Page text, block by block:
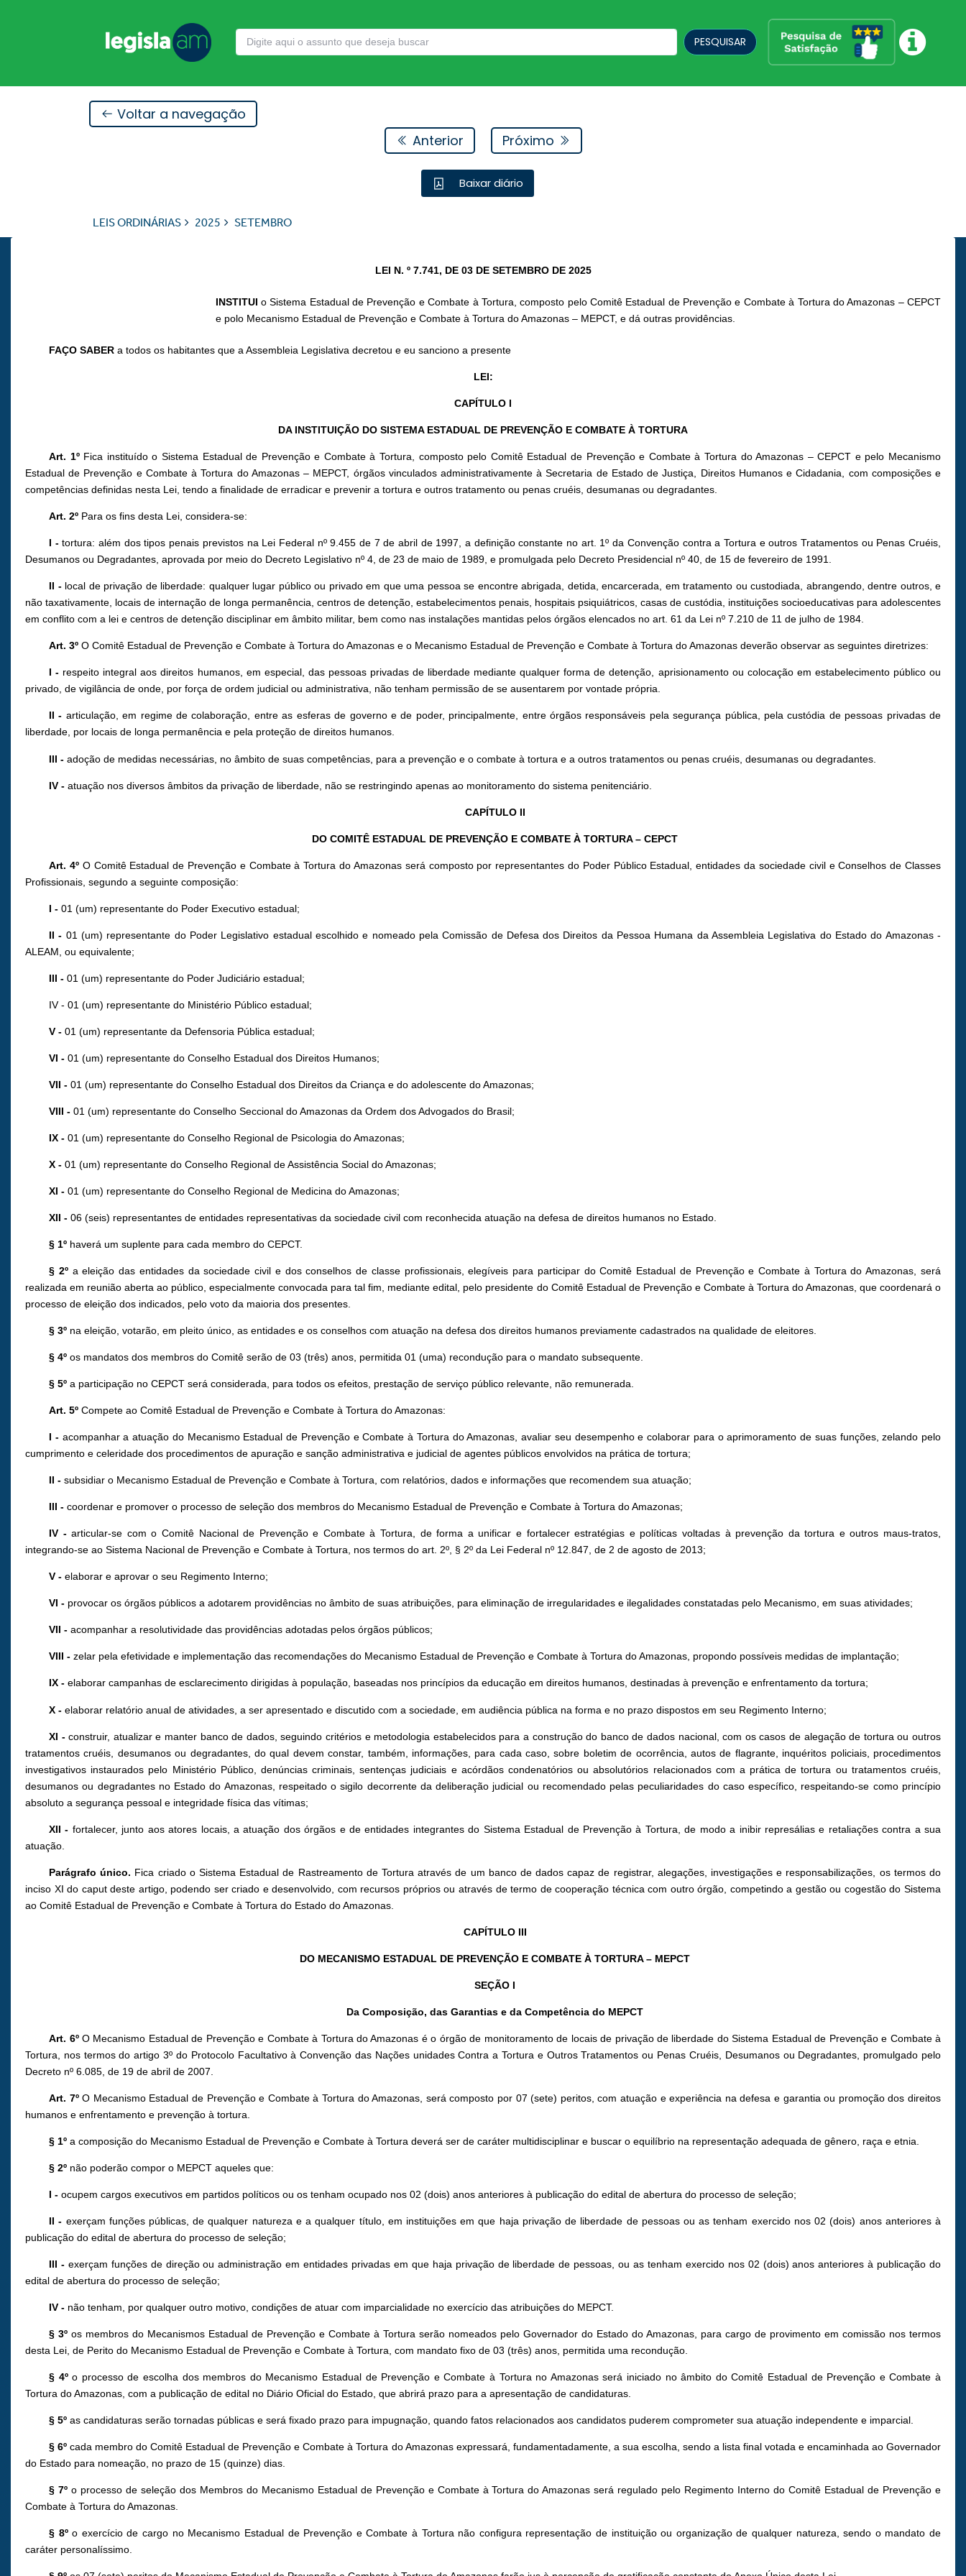
PESQUISAR
Voltar a navegação
Anterior
Próximo
Baixar diário
LEIS ORDINÁRIAS 2025 SETEMBRO
LEI N. º 7.741, DE 03 DE SETEMBRO DE 2025
INSTITUI o Sistema Estadual de Prevenção e Combate à Tortura, composto pelo Comitê Estadual de Prevenção e Combate à Tortura do Amazonas – CEPCT
e polo Mecanismo Estadual de Prevenção e Combate à Tortura do Amazonas – MEPCT, e dá outras providências.
FAÇO SABER a todos os habitantes que a Assembleia Legislativa decretou e eu sanciono a presente
LEI:
CAPÍTULO I
DA INSTITUIÇÃO DO SISTEMA ESTADUAL DE PREVENÇÃO E COMBATE À TORTURA
Art. 1ºFica instituído o Sistema Estadual de Prevenção e Combate à Tortura, composto pelo Comitê Estadual de Prevenção e Combate à Tortura do Amazonas – CEPCT e pelo Mecanismo
Estadual de Prevenção e Combate à Tortura do Amazonas – MEPCT, órgãos vinculados administrativamente à Secretaria de Estado de Justiça, Direitos Humanos e Cidadania, com composições e
competências definidas nesta Lei, tendo a finalidade de erradicar e prevenir a tortura e outros tratamento ou penas cruéis, desumanas ou degradantes.
Art. 2º Para os fins desta Lei, considera-se:
I -tortura: além dos tipos penais previstos na Lei Federal nº 9.455 de 7 de abril de 1997, a definição constante no art. 1º da Convenção contra a Tortura e outros Tratamentos ou Penas Cruéis,
Desumanos ou Degradantes, aprovada por meio do Decreto Legislativo nº 4, de 23 de maio de 1989, e promulgada pelo Decreto Presidencial nº 40, de 15 de fevereiro de 1991.
II -local de privação de liberdade: qualquer lugar público ou privado em que uma pessoa se encontre abrigada, detida, encarcerada, em tratamento ou custodiada, abrangendo, dentre outros, e
não taxativamente, locais de internação de longa permanência, centros de detenção, estabelecimentos penais, hospitais psiquiátricos, casas de custódia, instituições socioeducativas para adolescentes
em conflito com a lei e centros de detenção disciplinar em âmbito militar, bem como nas instalações mantidas pelos órgãos elencados no art. 61 da Lei nº 7.210 de 11 de julho de 1984.
Art. 3º O Comitê Estadual de Prevenção e Combate à Tortura do Amazonas e o Mecanismo Estadual de Prevenção e Combate à Tortura do Amazonas deverão observar as seguintes diretrizes:
I - respeito integral aos direitos humanos, em especial, das pessoas privadas de liberdade mediante qualquer forma de detenção, aprisionamento ou colocação em estabelecimento público ou
privado, de vigilância de onde, por força de ordem judicial ou administrativa, não tenham permissão de se ausentarem por vontade própria.
II - articulação, em regime de colaboração, entre as esferas de governo e de poder, principalmente, entre órgãos responsáveis pela segurança pública, pela custódia de pessoas privadas de
liberdade, por locais de longa permanência e pela proteção de direitos humanos.
III - adoção de medidas necessárias, no âmbito de suas competências, para a prevenção e o combate à tortura e a outros tratamentos ou penas cruéis, desumanas ou degradantes.
IV - atuação nos diversos âmbitos da privação de liberdade, não se restringindo apenas ao monitoramento do sistema penitenciário.
CAPÍTULO II
DO COMITÊ ESTADUAL DE PREVENÇÃO E COMBATE À TORTURA – CEPCT
Art. 4ºO Comitê Estadual de Prevenção e Combate à Tortura do Amazonas será composto por representantes do Poder Público Estadual, entidades da sociedade civil e Conselhos de Classes
Profissionais, segundo a seguinte composição:
I - 01 (um) representante do Poder Executivo estadual;
II - 01 (um) representante do Poder Legislativo estadual escolhido e nomeado pela Comissão de Defesa dos Direitos da Pessoa Humana da Assembleia Legislativa do Estado do Amazonas -
ALEAM, ou equivalente;
III - 01 (um) representante do Poder Judiciário estadual;
IV - 01 (um) representante do Ministério Público estadual;
V - 01 (um) representante da Defensoria Pública estadual;
VI - 01 (um) representante do Conselho Estadual dos Direitos Humanos;
VII - 01 (um) representante do Conselho Estadual dos Direitos da Criança e do adolescente do Amazonas;
VIII - 01 (um) representante do Conselho Seccional do Amazonas da Ordem dos Advogados do Brasil;
IX - 01 (um) representante do Conselho Regional de Psicologia do Amazonas;
X - 01 (um) representante do Conselho Regional de Assistência Social do Amazonas;
XI - 01 (um) representante do Conselho Regional de Medicina do Amazonas;
XII - 06 (seis) representantes de entidades representativas da sociedade civil com reconhecida atuação na defesa de direitos humanos no Estado.
§ 1º haverá um suplente para cada membro do CEPCT.
§ 2ºa eleição das entidades da sociedade civil e dos conselhos de classe profissionais, elegíveis para participar do Comitê Estadual de Prevenção e Combate à Tortura do Amazonas, será
realizada em reunião aberta ao público, especialmente convocada para tal fim, mediante edital, pelo presidente do Comitê Estadual de Prevenção e Combate à Tortura do Amazonas, que coordenará o
processo de eleição dos indicados, pelo voto da maioria dos presentes.
§ 3º na eleição, votarão, em pleito único, as entidades e os conselhos com atuação na defesa dos direitos humanos previamente cadastrados na qualidade de eleitores.
§ 4º os mandatos dos membros do Comitê serão de 03 (três) anos, permitida 01 (uma) recondução para o mandato subsequente.
§ 5º a participação no CEPCT será considerada, para todos os efeitos, prestação de serviço público relevante, não remunerada.
Art. 5º Compete ao Comitê Estadual de Prevenção e Combate à Tortura do Amazonas:
I -acompanhar a atuação do Mecanismo Estadual de Prevenção e Combate à Tortura do Amazonas, avaliar seu desempenho e colaborar para o aprimoramento de suas funções, zelando pelo
cumprimento e celeridade dos procedimentos de apuração e sanção administrativa e judicial de agentes públicos envolvidos na prática de tortura;
II - subsidiar o Mecanismo Estadual de Prevenção e Combate à Tortura, com relatórios, dados e informações que recomendem sua atuação;
III - coordenar e promover o processo de seleção dos membros do Mecanismo Estadual de Prevenção e Combate à Tortura do Amazonas;
IV -articular-se com o Comitê Nacional de Prevenção e Combate à Tortura, de forma a unificar e fortalecer estratégias e políticas voltadas à prevenção da tortura e outros maus-tratos,
integrando-se ao Sistema Nacional de Prevenção e Combate à Tortura, nos termos do art. 2º, § 2º da Lei Federal nº 12.847, de 2 de agosto de 2013;
V - elaborar e aprovar o seu Regimento Interno;
VI - provocar os órgãos públicos a adotarem providências no âmbito de suas atribuições, para eliminação de irregularidades e ilegalidades constatadas pelo Mecanismo, em suas atividades;
VII - acompanhar a resolutividade das providências adotadas pelos órgãos públicos;
VIII - zelar pela efetividade e implementação das recomendações do Mecanismo Estadual de Prevenção e Combate à Tortura do Amazonas, propondo possíveis medidas de implantação;
IX - elaborar campanhas de esclarecimento dirigidas à população, baseadas nos princípios da educação em direitos humanos, destinadas à prevenção e enfrentamento da tortura;
X - elaborar relatório anual de atividades, a ser apresentado e discutido com a sociedade, em audiência pública na forma e no prazo dispostos em seu Regimento Interno;
XI -construir, atualizar e manter banco de dados, seguindo critérios e metodologia estabelecidos para a construção do banco de dados nacional, com os casos de alegação de tortura ou outros
tratamentos cruéis, desumanos ou degradantes, do qual devem constar, também, informações, para cada caso, sobre boletim de ocorrência, autos de flagrante, inquéritos policiais, procedimentos
investigativos instaurados pelo Ministério Público, denúncias criminais, sentenças judiciais e acórdãos condenatórios ou absolutórios relacionados com a prática de tortura ou tratamentos cruéis,
desumanos ou degradantes no Estado do Amazonas, respeitado o sigilo decorrente da deliberação judicial ou recomendado pelas peculiaridades do caso específico, respeitando-se como princípio
absoluto a segurança pessoal e integridade física das vítimas;
XII - fortalecer, junto aos atores locais, a atuação dos órgãos e de entidades integrantes do Sistema Estadual de Prevenção à Tortura, de modo a inibir represálias e retaliações contra a sua
atuação.
Parágrafo único. Fica criado o Sistema Estadual de Rastreamento de Tortura através de um banco de dados capaz de registrar, alegações, investigações e responsabilizações, os termos do
inciso XI do caput deste artigo, podendo ser criado e desenvolvido, com recursos próprios ou através de termo de cooperação técnica com outro órgão, competindo a gestão ou cogestão do Sistema
ao Comitê Estadual de Prevenção e Combate à Tortura do Estado do Amazonas.
CAPÍTULO III
DO MECANISMO ESTADUAL DE PREVENÇÃO E COMBATE À TORTURA – MEPCT
SEÇÃO I
Da Composição, das Garantias e da Competência do MEPCT
Art. 6ºO Mecanismo Estadual de Prevenção e Combate à Tortura do Amazonas é o órgão de monitoramento de locais de privação de liberdade do Sistema Estadual de Prevenção e Combate à
Tortura, nos termos do artigo 3º do Protocolo Facultativo à Convenção das Nações unidades Contra a Tortura e Outros Tratamentos ou Penas Cruéis, Desumanos ou Degradantes, promulgado pelo
Decreto nº 6.085, de 19 de abril de 2007.
Art. 7ºO Mecanismo Estadual de Prevenção e Combate à Tortura do Amazonas, será composto por 07 (sete) peritos, com atuação e experiência na defesa e garantia ou promoção dos direitos
humanos e enfrentamento e prevenção à tortura.
§ 1º a composição do Mecanismo Estadual de Prevenção e Combate à Tortura deverá ser de caráter multidisciplinar e buscar o equilíbrio na representação adequada de gênero, raça e etnia.
§ 2º não poderão compor o MEPCT aqueles que:
I - ocupem cargos executivos em partidos políticos ou os tenham ocupado nos 02 (dois) anos anteriores à publicação do edital de abertura do processo de seleção;
II - exerçam funções públicas, de qualquer natureza e a qualquer título, em instituições em que haja privação de liberdade de pessoas ou as tenham exercido nos 02 (dois) anos anteriores à
publicação do edital de abertura do processo de seleção;
III -exerçam funções de direção ou administração em entidades privadas em que haja privação de liberdade de pessoas, ou as tenham exercido nos 02 (dois) anos anteriores à publicação do
edital de abertura do processo de seleção;
IV - não tenham, por qualquer outro motivo, condições de atuar com imparcialidade no exercício das atribuições do MEPCT.
§ 3º os membros do Mecanismos Estadual de Prevenção e Combate à Tortura serão nomeados pelo Governador do Estado do Amazonas, para cargo de provimento em comissão nos termos
desta Lei, de Perito do Mecanismo Estadual de Prevenção e Combate à Tortura, com mandato fixo de 03 (três) anos, permitida uma recondução.
§ 4ºo processo de escolha dos membros do Mecanismo Estadual de Prevenção e Combate à Tortura no Amazonas será iniciado no âmbito do Comitê Estadual de Prevenção e Combate à
Tortura do Amazonas, com a publicação de edital no Diário Oficial do Estado, que abrirá prazo para a apresentação de candidaturas.
§ 5º as candidaturas serão tornadas públicas e será fixado prazo para impugnação, quando fatos relacionados aos candidatos puderem comprometer sua atuação independente e imparcial.
§ 6º cada membro do Comitê Estadual de Prevenção e Combate à Tortura do Amazonas expressará, fundamentadamente, a sua escolha, sendo a lista final votada e encaminhada ao Governador
do Estado para nomeação, no prazo de 15 (quinze) dias.
§ 7º o processo de seleção dos Membros do Mecanismo Estadual de Prevenção e Combate à Tortura do Amazonas será regulado pelo Regimento Interno do Comitê Estadual de Prevenção e
Combate à Tortura do Amazonas.
§ 8ºo exercício de cargo no Mecanismo Estadual de Prevenção e Combate à Tortura não configura representação de instituição ou organização de qualquer natureza, sendo o mandato de
caráter personalíssimo.